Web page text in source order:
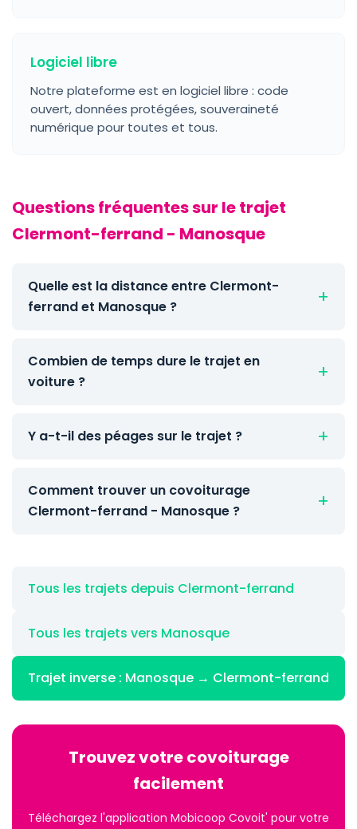
Logiciel libre
Notre plateforme est en logiciel libre : code
ouvert, données protégées, souveraineté
numérique pour toutes et tous.
Questions fréquentes sur le trajet
Clermont-ferrand - Manosque
Quelle est la distance entre Clermont-
ferrand et Manosque ?
Combien de temps dure le trajet en
voiture ?
Y a-t-il des péages sur le trajet ?
Comment trouver un covoiturage
Clermont-ferrand - Manosque ?
Tous les trajets depuis Clermont-ferrand
Tous les trajets vers Manosque
Trajet inverse : Manosque → Clermont-ferrand
Trouvez votre covoiturage
facilement
Téléchargez l'application Mobicoop Covoit' pour votre